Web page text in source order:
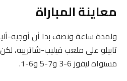
معاينة المباراة
ولمدة ساعة ونصف بدا أن أوجيه-
تابيلو على ملعب فيليب-شاترييه،
مستواه ليفوز 6-3 و7-5 و6-1.